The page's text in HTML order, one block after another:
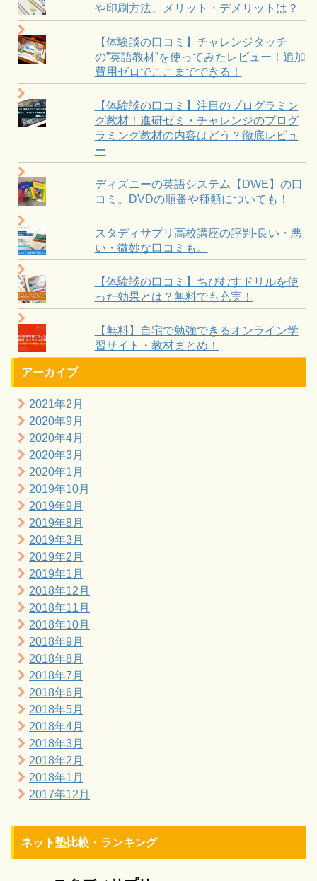
や印刷方法、メリット・デメリットは？
【体験談の口コミ】チャレンジタッチ
の”英語教材”を使ってみたレビュー！追加
費用ゼロでここまでできる！
【体験談の口コミ】注目のプログラミン
グ教材！進研ゼミ・チャレンジのプログ
ラミング教材の内容はどう？徹底レビュ
ー
ディズニーの英語システム【DWE】の口
コミ。DVDの順番や種類についても！
スタディサプリ高校講座の評判-良い・悪
い・微妙な口コミも。
【体験談の口コミ】ちびむすドリルを使
った効果とは？無料でも充実！
【無料】自宅で勉強できるオンライン学
習サイト・教材まとめ！
アーカイブ
2021年2月
2020年9月
2020年4月
2020年3月
2020年1月
2019年10月
2019年9月
2019年8月
2019年3月
2019年2月
2019年1月
2018年12月
2018年11月
2018年10月
2018年9月
2018年8月
2018年7月
2018年6月
2018年5月
2018年4月
2018年3月
2018年2月
2018年1月
2017年12月
ネット塾比較・ランキング